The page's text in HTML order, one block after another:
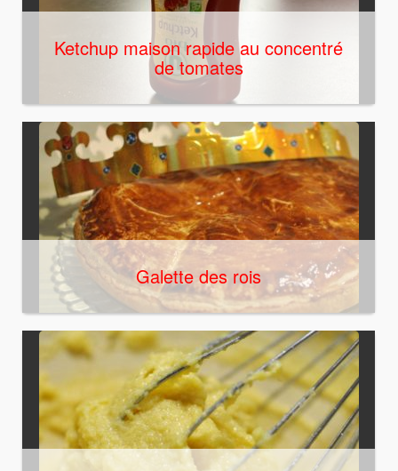
Ketchup maison rapide au concentré
de tomates
Galette des rois